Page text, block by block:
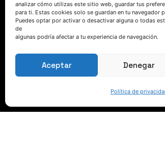
analizar cómo utilizas este sitio web, guardar tus
para ti. Estas cookies solo se guardan en tu navegador
Puedes optar por activar o desactivar alguna o todas
de
algunas podría afectar a tu experiencia de navegación.
Aceptar Denegar
Política de
HABLEMOS
(+34) 946 215 470